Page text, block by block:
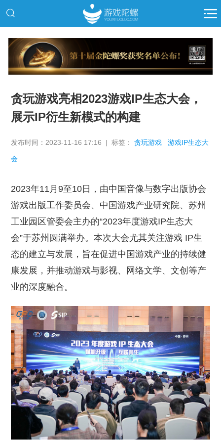
推广
贪玩游戏亮相2023游戏IP生态大会，
展示IP衍生新模式的构建
发布时间：2023-11-16 17:16 | 标签：贪玩游戏 游戏IP生态大
会
2023年11月9至10日，由中国音像与数字出版协会
游戏出版工作委员会、中国游戏产业研究院、苏州
工业园区管委会主办的“2023年度游戏IP生态大
会”于苏州圆满举办。本次大会尤其关注游戏 IP生
态的建立与发展，旨在促进中国游戏产业的持续健
康发展，并推动游戏与影视、网络文学、文创等产
业的深度融合。